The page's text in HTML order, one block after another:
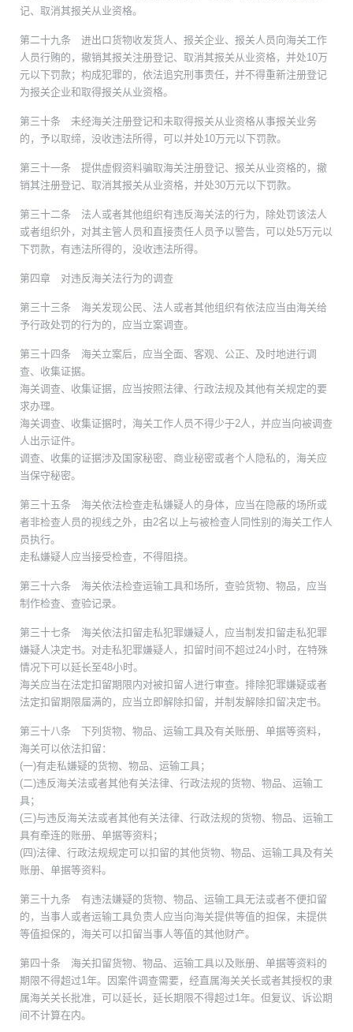
记、取消其报关从业资格。
第二十九条 进出口货物收发货人、报关企业、报关人员向海关工作
人员行贿的，撤销其报关注册登记、取消其报关从业资格，并处10万
元以下罚款；构成犯罪的，依法追究刑事责任，并不得重新注册登记
为报关企业和取得报关从业资格。
第三十条 未经海关注册登记和未取得报关从业资格从事报关业务
的，予以取缔，没收违法所得，可以并处10万元以下罚款。
第三十一条 提供虚假资料骗取海关注册登记、报关从业资格的，撤
销其注册登记、取消其报关从业资格，并处30万元以下罚款。
第三十二条 法人或者其他组织有违反海关法的行为，除处罚该法人
或者组织外，对其主管人员和直接责任人员予以警告，可以处5万元以
下罚款，有违法所得的，没收违法所得。
第四章 对违反海关法行为的调查
第三十三条 海关发现公民、法人或者其他组织有依法应当由海关给
予行政处罚的行为的，应当立案调查。
第三十四条 海关立案后，应当全面、客观、公正、及时地进行调
查、收集证据。
海关调查、收集证据，应当按照法律、行政法规及其他有关规定的要
求办理。
海关调查、收集证据时，海关工作人员不得少于2人，并应当向被调查
人出示证件。
调查、收集的证据涉及国家秘密、商业秘密或者个人隐私的，海关应
当保守秘密。
第三十五条 海关依法检查走私嫌疑人的身体，应当在隐蔽的场所或
者非检查人员的视线之外，由2名以上与被检查人同性别的海关工作人
员执行。
走私嫌疑人应当接受检查，不得阻挠。
第三十六条 海关依法检查运输工具和场所，查验货物、物品，应当
制作检查、查验记录。
第三十七条 海关依法扣留走私犯罪嫌疑人，应当制发扣留走私犯罪
嫌疑人决定书。对走私犯罪嫌疑人，扣留时间不超过24小时，在特殊
情况下可以延长至48小时。
海关应当在法定扣留期限内对被扣留人进行审查。排除犯罪嫌疑或者
法定扣留期限届满的，应当立即解除扣留，并制发解除扣留决定书。
第三十八条 下列货物、物品、运输工具及有关账册、单据等资料，
海关可以依法扣留：
(一)有走私嫌疑的货物、物品、运输工具；
(二)违反海关法或者其他有关法律、行政法规的货物、物品、运输工
具；
(三)与违反海关法或者其他有关法律、行政法规的货物、物品、运输工
具有牵连的账册、单据等资料；
(四)法律、行政法规规定可以扣留的其他货物、物品、运输工具及有关
账册、单据等资料。
第三十九条 有违法嫌疑的货物、物品、运输工具无法或者不便扣留
的，当事人或者运输工具负责人应当向海关提供等值的担保，未提供
等值担保的，海关可以扣留当事人等值的其他财产。
第四十条 海关扣留货物、物品、运输工具以及账册、单据等资料的
期限不得超过1年。因案件调查需要，经直属海关关长或者其授权的隶
属海关关长批准，可以延长，延长期限不得超过1年。但复议、诉讼期
间不计算在内。